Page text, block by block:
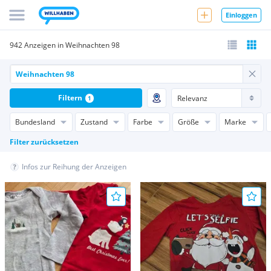
Einloggen
942 Anzeigen in Weihnachten 98
Bundesland Zustand Farbe Größe
Marke
Filter zurücksetzen
Filtern 1
Infos zur Reihung der Anzeigen